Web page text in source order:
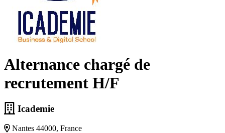
Alternance chargé de
recrutement H/F
Icademie
Nantes 44000, France